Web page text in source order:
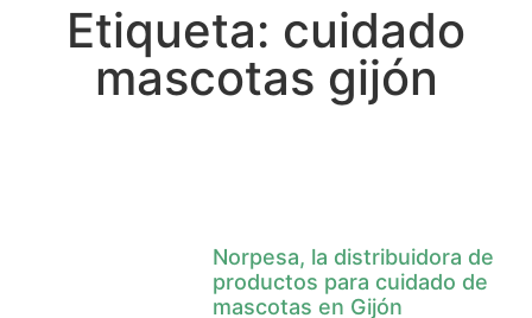
Etiqueta: cuidado
mascotas gijón
Norpesa, la distribuidora de
productos para cuidado de
mascotas en Gijón